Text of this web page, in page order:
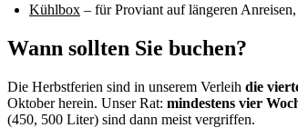
Kühlbox – für Proviant auf längeren
Wann sollten Sie buchen?
Die Herbstferien sind in unserem Verleih die
Oktober herein. Unser Rat: mindestens vier
(450, 500 Liter) sind dann meist vergriffen.